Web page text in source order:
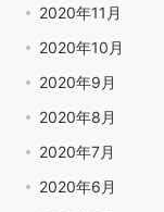
2020年11月
2020年10月
2020年9月
2020年8月
2020年7月
2020年6月